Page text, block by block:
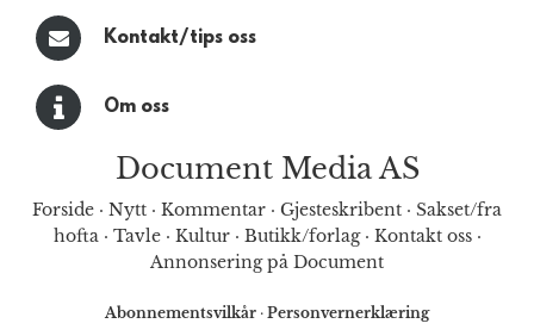
Kontakt/tips oss
Om oss
Document Media AS
Forside · Nytt · Kommentar · Gjesteskribent · Sakset/fra
hofta· Tavle· Kultur· Butikk/forlag· Kontakt oss·
Annonsering på Document
Abonnementsvilkår · Personvernerklæring